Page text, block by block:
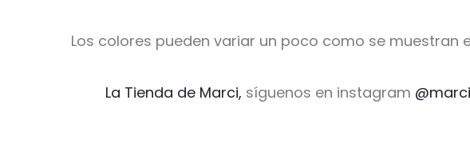
Los colores pueden variar un poco como se muestran
La Tienda de Marci, síguenos en instagram